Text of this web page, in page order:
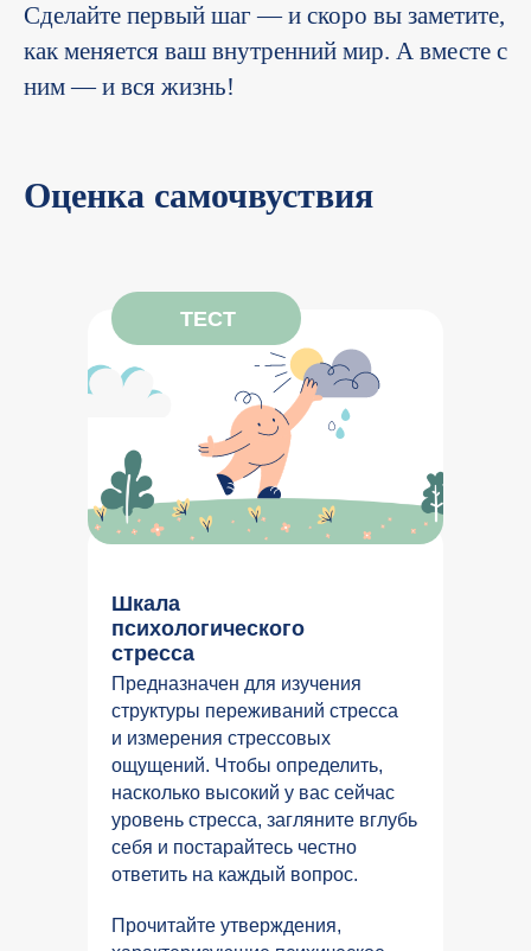
Сделайте первый шаг — и скоро вы заметите,
как меняется ваш внутренний мир. А вместе с
ним — и вся жизнь!
Оценка самочвуствия
Предназначен для изучения
структуры переживаний стресса
и измерения стрессовых
ощущений. Чтобы определить,
насколько высокий у вас сейчас
уровень стресса, загляните вглубь
себя и постарайтесь честно
ответить на каждый вопрос.
Прочитайте утверждения,
Шкала
психологического
стресса
ТЕСТ